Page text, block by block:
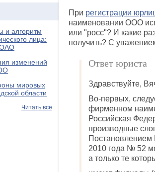
При регистрации
наименовании ООО
или "росс"? И какие
получить? С
Ответ юриста
Здравствуйте,
Во-первых,
фирменном
Российская
производные
Постановлением
2010 года № 52
а только те
и алгоритм
лица:
изменений
мировых
области
Читать все